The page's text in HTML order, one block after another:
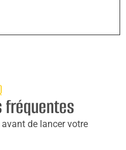
fréquentes
de lancer votre